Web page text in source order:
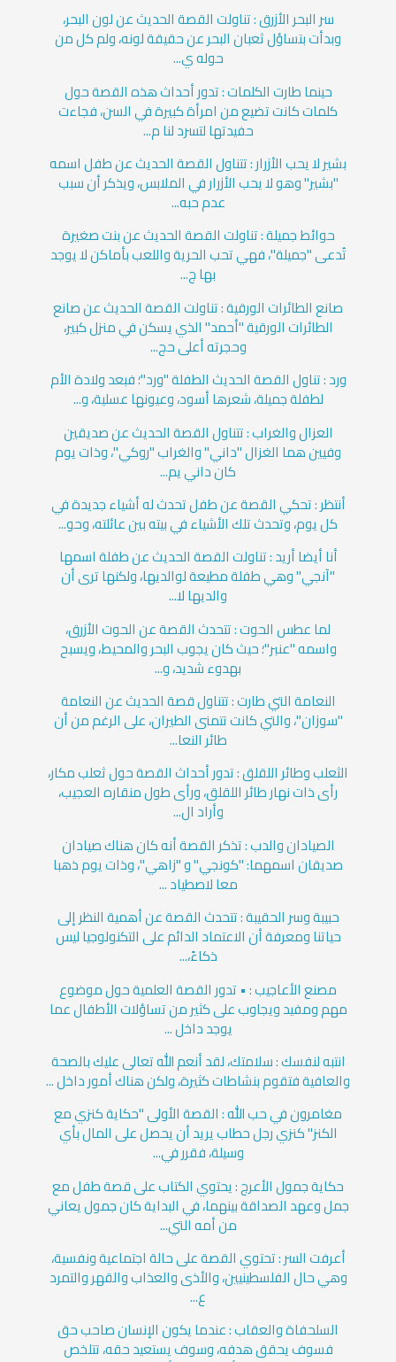
سر البحر الأزرق : تناولت القصة الحديث عن لون البحر،
وبدأت بتساؤل ثعبان البحر عن حقيقة لونه، ولم كل من
حوله ي...
حينما طارت الكلمات : تدور أحداث هذه القصة حول
كلمات كانت تضيع من امرأة كبيرة في السن، فجاءت
حفيدتها لتسرد لنا م...
بشير لا يحب الأزرار : تتناول القصة الحديث عن طفل اسمه
"بشير" وهو لا يحب الأزرار في الملابس، ويذكر أن سبب
عدم حبه...
حوائط جميلة : تناولت القصة الحديث عن بنت صغيرة
تُدعى "جميلة"، فهي تحب الحرية واللعب بأماكن لا يوجد
بها ج...
صانع الطائرات الورقية : تناولت القصة الحديث عن صانع
الطائرات الورقية "أحمد" الذي يسكن في منزل كبير،
وحجرته أعلى حج...
ورد : تناول القصة الحديث الطفلة "ورد"؛ فبعد ولادة الأم
لطفلة جميلة، شعرها أسود، وعيونها عسلية، و...
العزال والغراب : تتناول القصة الحديث عن صديقين
وفيين هما الغزال "داني" والغراب "روكي"، وذات يوم
كان داني يم...
أنتظر : تحكي القصة عن طفل تحدث له أشياء جديدة في
كل يوم، وتحدث تلك الأشياء في بيته بين عائلته، وحو...
أنا أيضا أريد : تناولت القصة الحديث عن طفلة اسمها
"آنجي" وهي طفلة مطيعة لوالديها، ولكنها ترى أن
والديها لا...
لما عطس الحوت : تتحدث القصة عن الحوت الأزرق،
واسمه "عنبر"؛ حيث كان يجوب البحر والمحيط، ويسبح
بهدوء شديد، و...
النعامة التي طارت : تتناول قصة الحديث عن النعامة
"سوزان"، والتي كانت تتمنى الطيران، على الرغم من أن
طائر النعا...
الثعلب وطائر اللقلق : تدور أحداث القصة حول ثعلب مكار،
رأى ذات نهار طائر اللقلق، ورأى طول منقاره العجيب،
وأراد ال...
الصيادان والدب : تذكر القصة أنه كان هناك صيادان
صديقان اسمهما: "كونجي" و "زاهي"، وذات يوم ذهبا
معا لاصطياد ...
حبيبة وسر الحقيبة : تتحدث القصة عن أهمية النظر إلى
حياتنا ومعرفة أن الاعتماد الدائم على التكنولوجيا ليس
ذكاءً،...
مصنع الأعاجيب : • تدور القصة العلمية حول موضوع
مهم ومفيد ويجاوب على كثير من تساؤلات الأطفال عما
يوجد داخل ...
انتبه لنفسك : سلامتك، لقد أنعم الله تعالى عليك بالصحة
والعافية فتقوم بنشاطات كثيرة، ولكن هناك أمور داخل ...
مغامرون في حب الله : القصة الأولى "حكاية كنزي مع
الكنز" كنزي رجل حطاب يريد أن يحصل على المال بأي
وسيلة، فقرر في...
حكاية جمول الأعرج : يحتوي الكتاب على قصة طفل مع
جمل وعهد الصداقة بينهما، في البداية كان جمول يعاني
من أمه التي...
أعرفت السر : تحتوي القصة على حالة اجتماعية ونفسية،
وهي حال الفلسطينيين، والأذى والعذاب والقهر والتمرد
ع...
السلحفاة والعقاب : عندما يكون الإنسان صاحب حق
فسوف يحقق هدفه، وسوف يستعيد حقه، تتلخص